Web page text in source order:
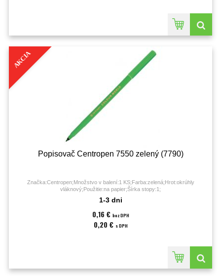
AKCIA
Popisovač Centropen 7550 zelený (7790)
Značka:Centropen;Množstvo v balení:1 KS;Farba:zelená;Hrot:okrúhly
vláknový;Použitie:na papier;Šírka stopy:1;
1-3 dni
0,16 € bez DPH
0,20 € s DPH